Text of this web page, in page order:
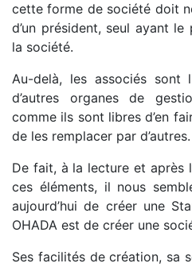
cette forme de société doit
d’un président, seul ayant
la société.
Au-delà, les associés sont
d’autres organes de
comme ils sont libres d’en
de les remplacer par d’autres.
De fait, à la lecture et après
ces éléments, il nous
aujourd’hui de créer une
OHADA est de créer une
Ses facilités de création, sa